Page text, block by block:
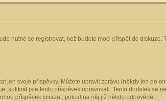
nutné se registrovat, než budete moci přispět do
jen svoje příspěvky. Můžete upravit zprávu (někdy jen do
kolikrát jste tento příspěvek upravovali. Tento dodatek
příspěvek smazat, pokud na něj již někdo odpověděl.